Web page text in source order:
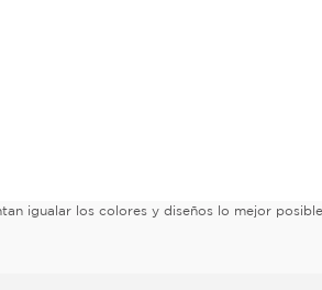
igualar los colores y diseños lo mejor